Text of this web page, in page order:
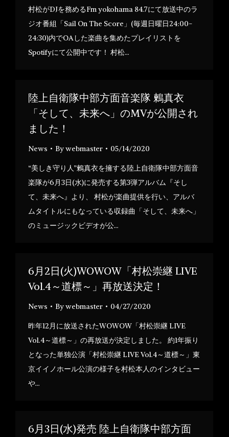
村松がDJを務めるFm yokohama 84.7にて放送中のラ
ジオ番組「Sail On The Score」(毎週日曜日24:00-
24:30)内でOAした楽曲を集めたプレイリストを
Spotifyにて公開中です！ 村松…
陸上自衛隊中部方面音楽隊 鶫真衣
「そして、未来へ」のMVが公開され
ました！
News Bywebmaster 05/14/2020
“美しき守り人”鶫真衣を擁する陸上自衛隊中部方面音
楽隊が6月3日(水)に発売する第3弾アルバム『そし
て、未来へ』より、 村松が楽曲提供を行い、アルバ
ムタイトルにもなっている収録曲「そして、未来へ」
のミュージックビデオが公…
6月2日(火)WOWOW「村松崇継 LIVE
Vol.4～道標～」再放送決定！
News Bywebmaster 04/27/2020
昨年12月に放送されたWOWOW「村松崇継 LIVE
Vol.4～道標～」の再放送が決定しました。 約1年振り
となった単独公演「村松崇継 LIVE Vol.4～道標～」東
京イイノホール公演の様子を村松本人のインタビュー
や…
6月3日(水)発売 陸上自衛隊中部方面